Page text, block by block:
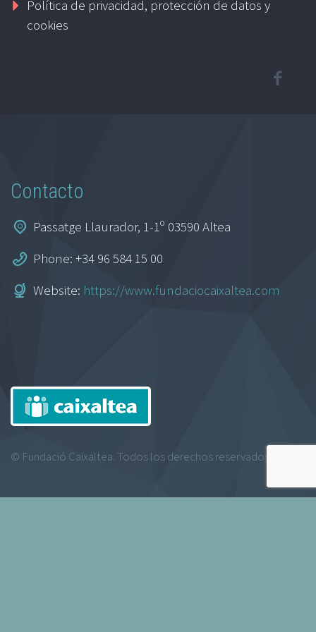
Política de privacidad, protección de datos y
cookies
Contacto
Passatge Llaurador, 1-1º 03590 Altea
Phone: +34 96 584 15 00
Website: https://www.fundaciocaixaltea.com
© Fundació Caixaltea. Todos los derechos reservados